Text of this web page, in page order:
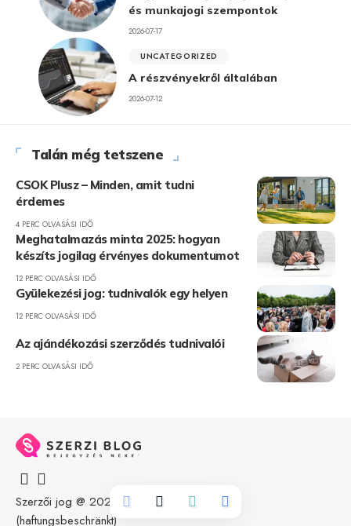
és munkajogi szempontok
2026-07-17
UNCATEGORIZED
A részvényekről általában
2026-07-12
Talán még tetszene
CSOK Plusz – Minden, amit tudni
érdemes
4 PERC OLVASÁSI IDŐ
Meghatalmazás minta 2025: hogyan
készíts jogilag érvényes dokumentumot
12 PERC OLVASÁSI IDŐ
Gyülekezési jog: tudnivalók egy helyen
12 PERC OLVASÁSI IDŐ
Az ajándékozási szerződés tudnivalói
2 PERC OLVASÁSI IDŐ
Szerzői jog @ 2024 Szerzi UG
(haftungsbeschränkt)